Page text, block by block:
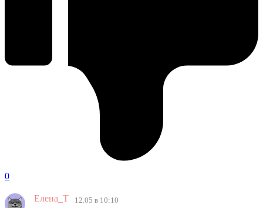
0
Елена_Т 12.05 в 10:10